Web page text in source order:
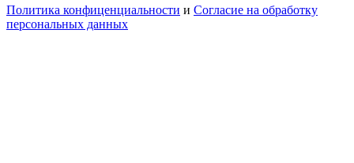
Политика конфиценциальности и Согласие на обработку
персональных данных